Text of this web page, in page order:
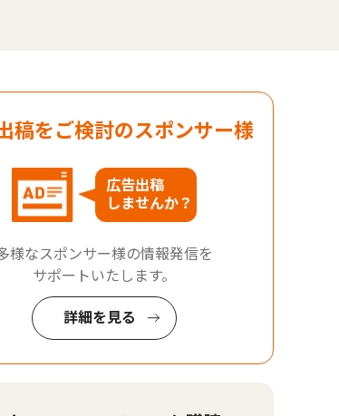
稿をご検討のスポンサー様
広告出稿
しませんか？
様なスポンサー様の情報発信を
サポートいたします。
詳細を見る